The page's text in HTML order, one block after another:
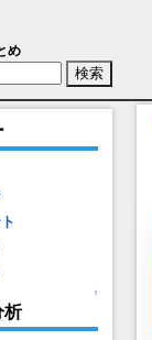
ラ（声優：
め
↑
析